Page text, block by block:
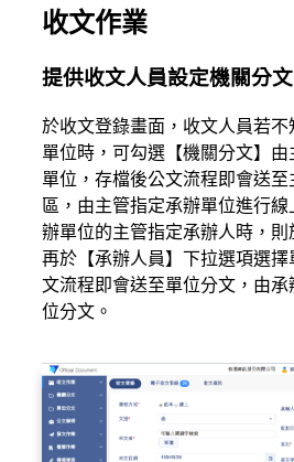
收文作業
提供收文人員設定機關分
於收文登錄畫面，收文人員若不
單位時，可勾選【機關分文】
單位，存檔後公文流程即會送
區，由主管指定承辦單位進行
辦單位的主管指定承辦人時，則
再於【承辦人員】下拉選項選
文流程即會送至單位分文，由
位分文。